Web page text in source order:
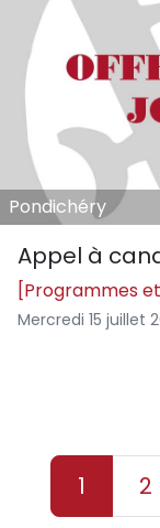
Pondichéry
Appel à
[Programmes
Mercredi 15 juillet
1 2